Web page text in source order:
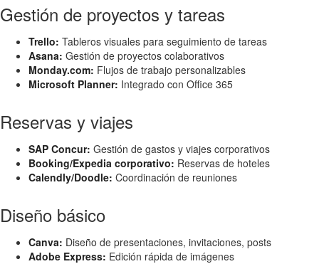
Gestión de proyectos y tareas
Trello: Tableros visuales para seguimiento de tareas
Asana: Gestión de proyectos colaborativos
Monday.com: Flujos de trabajo personalizables
Microsoft Planner: Integrado con Office 365
Reservas y viajes
SAP Concur: Gestión de gastos y viajes corporativos
Booking/Expedia corporativo: Reservas de hoteles
Calendly/Doodle: Coordinación de reuniones
Diseño básico
Canva: Diseño de presentaciones, invitaciones, posts
Adobe Express: Edición rápida de imágenes